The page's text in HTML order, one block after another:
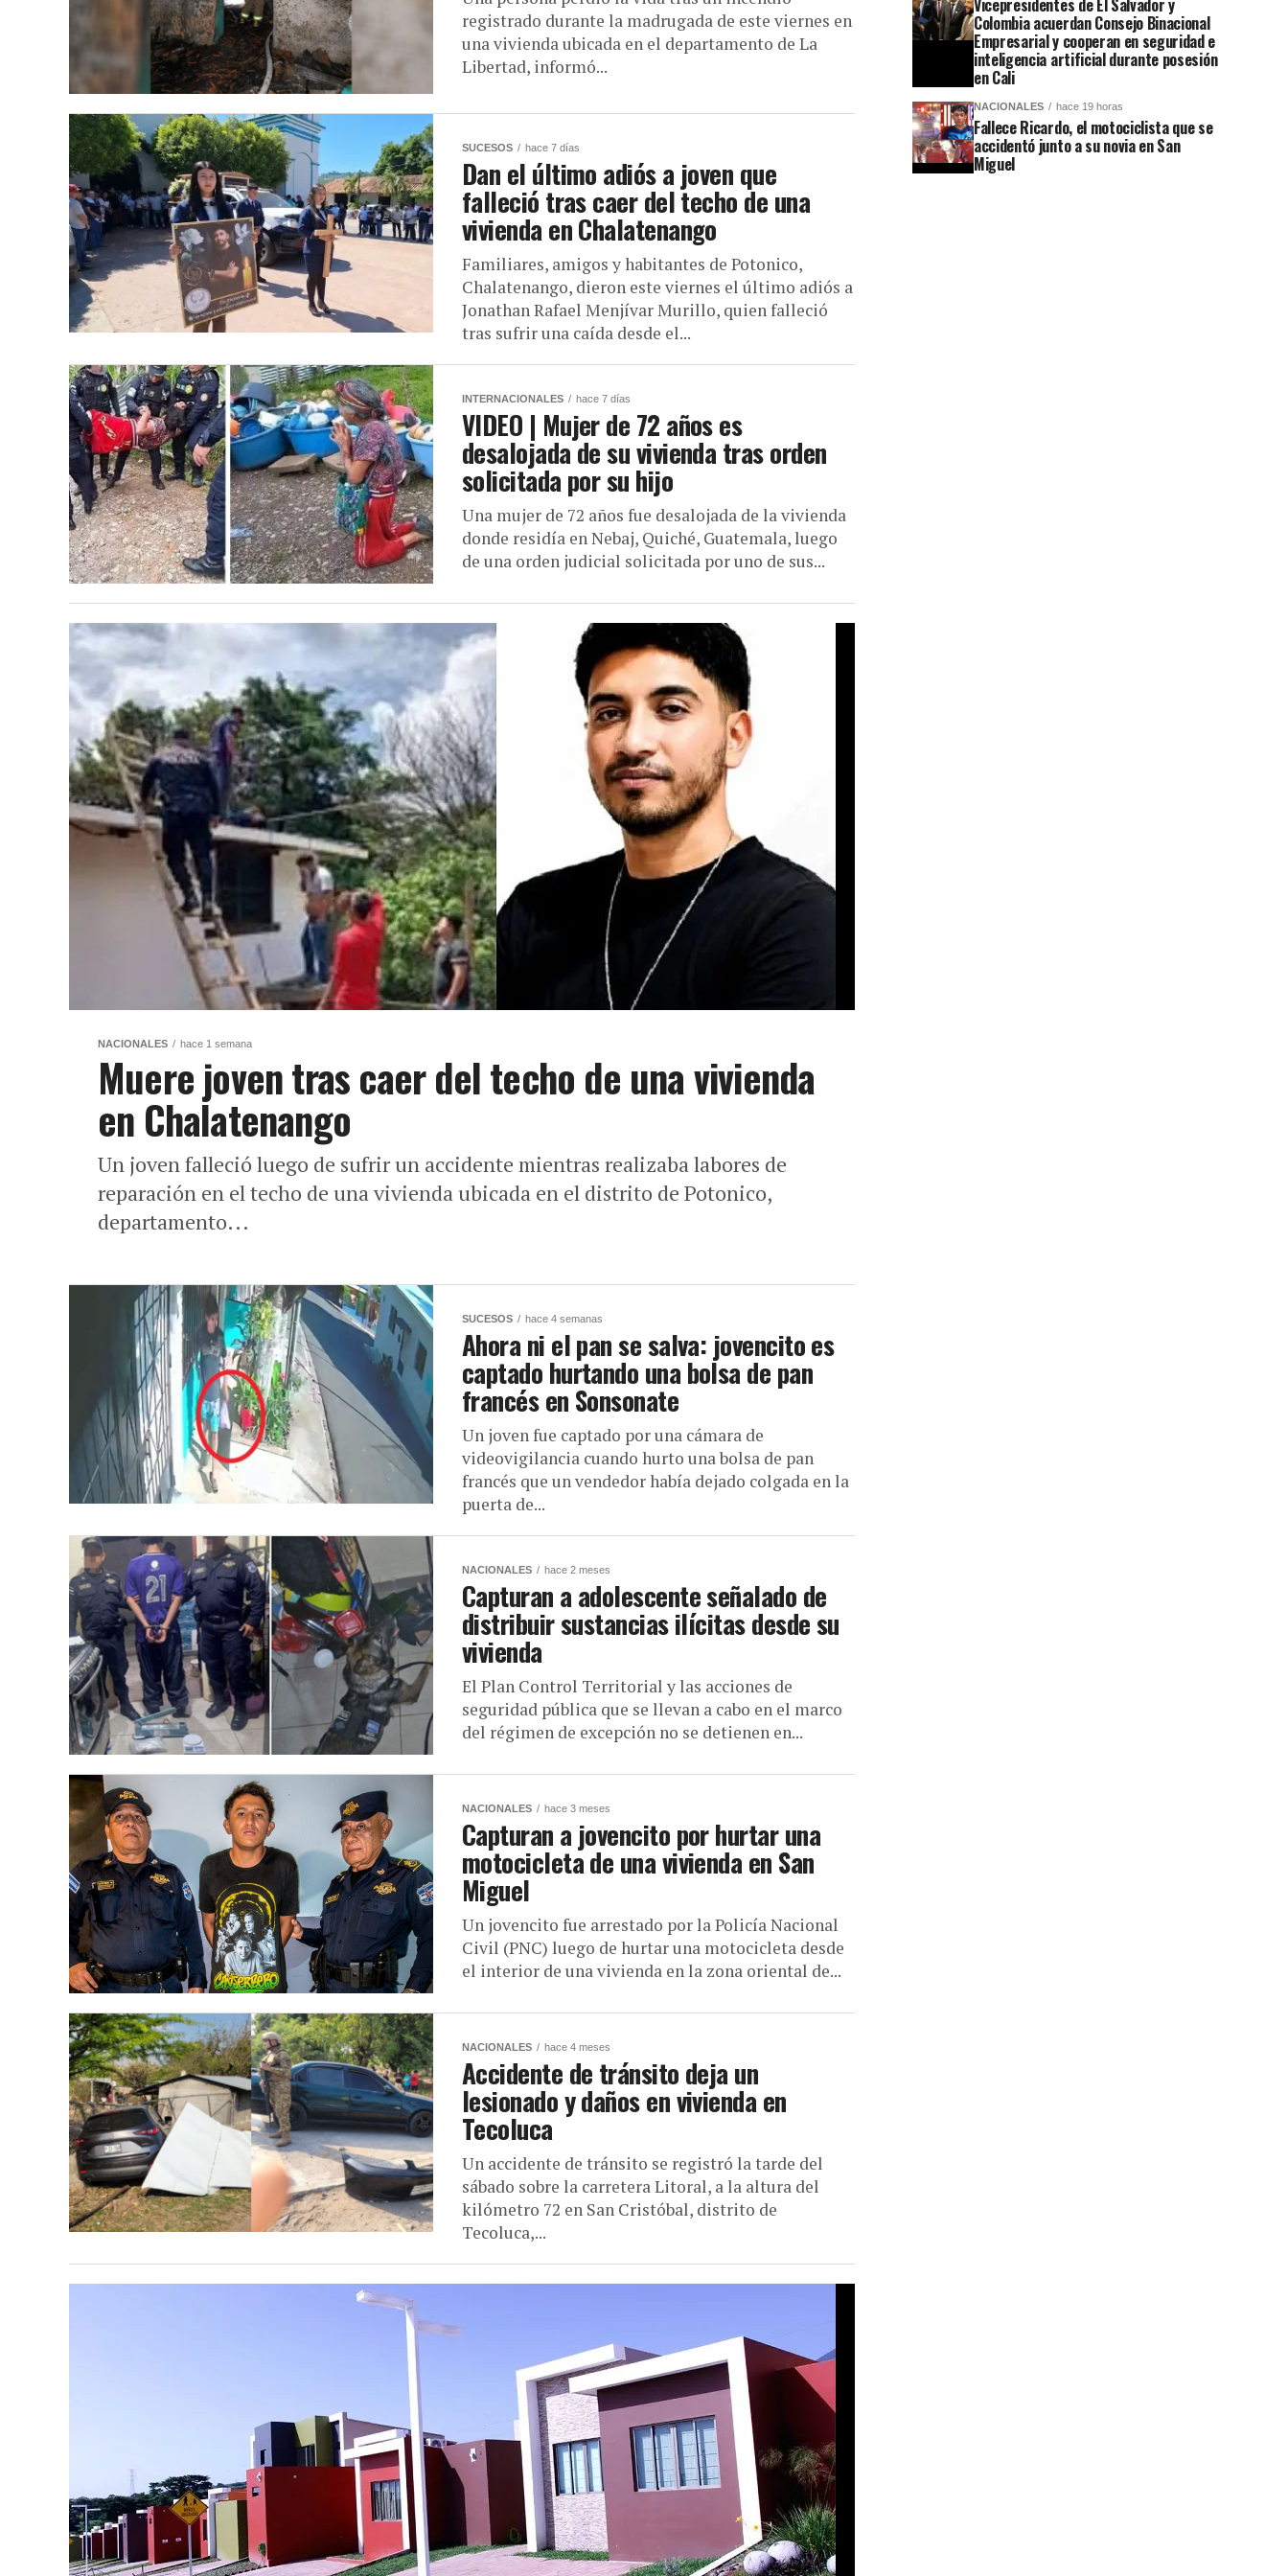
registrado durante la madrugada de este viernes en
una vivienda ubicada en el departamento de La
Libertad, informó...
SUCESOS hace 7 días
Dan el último adiós a joven que
falleció tras caer del techo de una
vivienda en Chalatenango
Familiares, amigos y habitantes de Potonico,
Chalatenango, dieron este viernes el último adiós a
Jonathan Rafael Menjívar Murillo, quien falleció
tras sufrir una caída desde el...
INTERNACIONALES hace 7 días
VIDEO | Mujer de 72 años es
desalojada de su vivienda tras orden
solicitada por su hijo
Una mujer de 72 años fue desalojada de la vivienda
donde residía en Nebaj, Quiché, Guatemala, luego
de una orden judicial solicitada por uno de sus...
NACIONALES hace 1 semana
Muere joven tras caer del techo de una vivienda
en Chalatenango
Un joven falleció luego de sufrir un accidente mientras realizaba labores de
reparación en el techo de una vivienda ubicada en el distrito de Potonico,
departamento...
SUCESOS hace 4 semanas
Ahora ni el pan se salva: jovencito es
captado hurtando una bolsa de pan
francés en Sonsonate
Un joven fue captado por una cámara de
videovigilancia cuando hurto una bolsa de pan
francés que un vendedor había dejado colgada en la
puerta de...
NACIONALES hace 2 meses
Capturan a adolescente señalado de
distribuir sustancias ilícitas desde su
vivienda
El Plan Control Territorial y las acciones de
seguridad pública que se llevan a cabo en el marco
del régimen de excepción no se detienen en...
NACIONALES hace 3 meses
Capturan a jovencito por hurtar una
motocicleta de una vivienda en San
Miguel
Un jovencito fue arrestado por la Policía Nacional
Civil (PNC) luego de hurtar una motocicleta desde
el interior de una vivienda en la zona oriental de...
NACIONALES hace 4 meses
Accidente de tránsito deja un
lesionado y daños en vivienda en
Tecoluca
Un accidente de tránsito se registró la tarde del
sábado sobre la carretera Litoral, a la altura del
kilómetro 72 en San Cristóbal, distrito de
Tecoluca,...
Vicepresidentes de El Salvador y
Colombia acuerdan Consejo Binacional
Empresarial y cooperan en seguridad e
inteligencia artificial durante posesión
en Cali
NACIONALES hace 19 horas
Fallece Ricardo, el motociclista que se
accidentó junto a su novia en San
Miguel